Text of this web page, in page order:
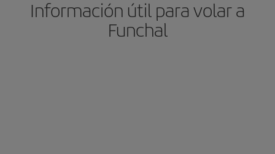
Información útil para volar a
Funchal